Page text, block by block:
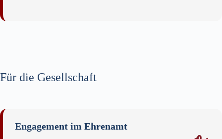
Für die Gesellschaft
Engagement im Ehrenamt